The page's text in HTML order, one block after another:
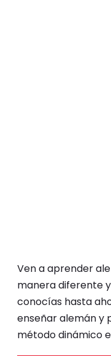
Ven a aprender
manera diferente
conocías hasta
enseñar alemán y
método dinámico